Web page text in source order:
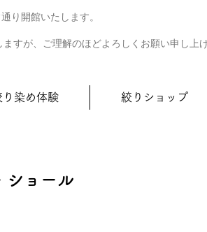
り開館いたします。
すが、ご理解のほどよろしくお願い申し上げ
り染め体験 絞りショップ
ショール